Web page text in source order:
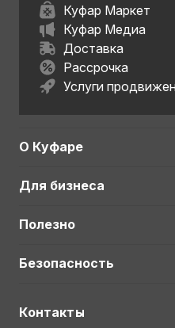
Куфар Маркет
Куфар Медиа
Доставка
Рассрочка
Услуги
О Куфаре
Для бизнеса
Полезно
Безопасность
Контакты